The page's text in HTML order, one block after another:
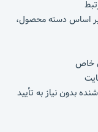
اساس دسته محصول،
خاص
بدون نیاز به تأیید